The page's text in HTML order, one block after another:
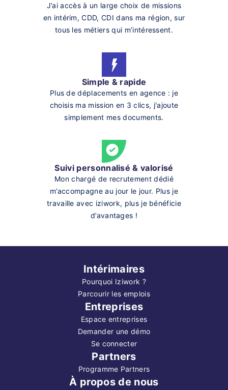
J’ai accès à un large choix de missions
en intérim, CDD, CDI dans ma région, sur
tous les métiers qui m’intéressent.
Simple & rapide
Plus de déplacements en agence : je
choisis ma mission en 3 clics, j'ajoute
simplement mes documents.
Suivi personnalisé & valorisé
Mon chargé de recrutement dédié
m’accompagne au jour le jour. Plus je
travaille avec iziwork, plus je bénéficie
d’avantages !
Intérimaires
Pourquoi Iziwork ?
Parcourir les emplois
Entreprises
Espace entreprises
Demander une démo
Se connecter
Partners
Programme Partners
À propos de nous